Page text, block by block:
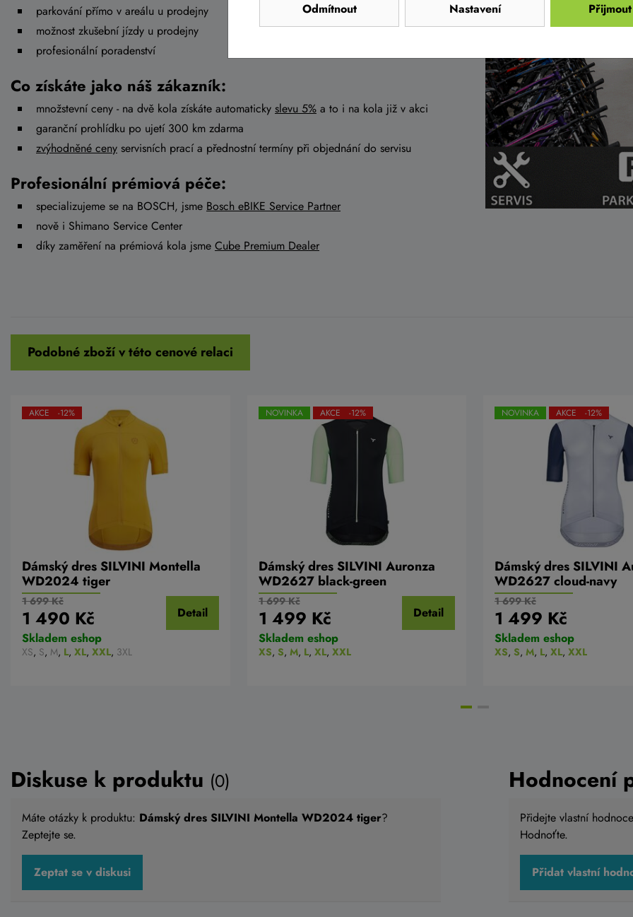
parkování přímo v areálu u prodejny
možnost zkušební jízdy u prodejny
profesionální poradenství
Co získáte jako náš zákazník:
množstevní ceny - na dvě kola získáte automaticky slevu 5% a to i na kola již v akci
garanční prohlídku po ujetí 300 km zdarma
zvýhodněné ceny servisních prací a přednostní termíny při objednání do servisu
Profesionální prémiová péče:
specializujeme se na BOSCH, jsme Bosch eBIKE Service Partner
nově i Shimano Service Center
díky zaměření na prémiová kola jsme Cube Premium Dealer
Podobné zboží v této cenové relaci
Dámský dres SILVINI Montella
WD2024 tiger
AKCE -12%
1 699 Kč
1 490 Kč
Skladem eshop
XS, S, M, L, XL, XXL, 3XL
Detail
Dámský dres SILVINI Auronza
WD2627 black-green
NOVINKA AKCE -12%
1 699 Kč
1 499 Kč
Skladem eshop
XS, S, M, L, XL, XXL
Detail
Dámský dres SILVINI
WD2627 cloud-navy
NOVINKA AKCE -12%
1 699 Kč
1 499 Kč
Skladem eshop
XS, S, M, L, XL, XXL
Diskuse k produktu (0)
Máte otázky k produktu: Dámský dres SILVINI Montella WD2024 tiger?
Zeptejte se.
Zeptat se v diskusi
Hodnocení
Přidejte vlastní
Hodnoťte.
Přidat vlastní
Odmítnout Nastavení